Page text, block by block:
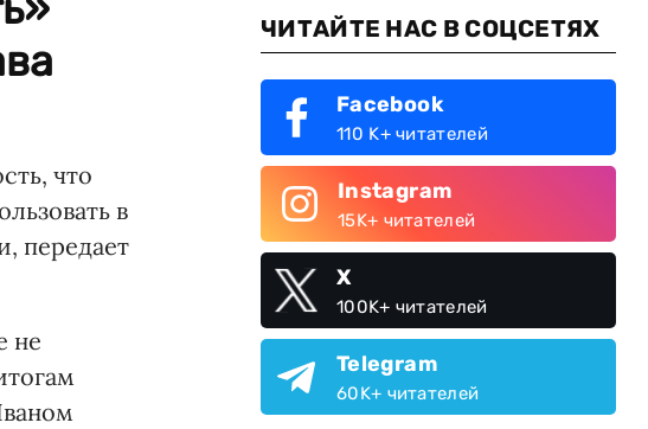
что
в
передает
не
ЧИТАЙТЕ НАС В СОЦСЕТЯХ
Facebook
110 K+ читателей
Instagram
15K+ читателей
X
100K+ читателей
Telegram
60K+ читателей